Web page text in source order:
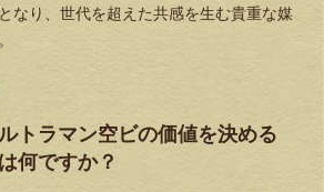
なり、世代を超えた共感を生む貴重な媒
トラマン空ビの価値を決める
何ですか？